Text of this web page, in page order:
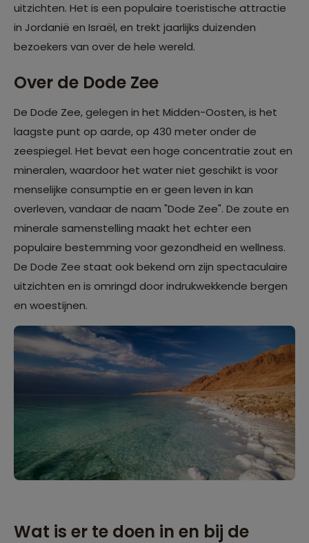
uitzichten. Het is een populaire toeristische attractie
in Jordanië en Israël, en trekt jaarlijks duizenden
bezoekers van over de hele wereld.
Over de Dode Zee
De Dode Zee, gelegen in het Midden-Oosten, is het
laagste punt op aarde, op 430 meter onder de
zeespiegel. Het bevat een hoge concentratie zout en
mineralen, waardoor het water niet geschikt is voor
menselijke consumptie en er geen leven in kan
overleven, vandaar de naam "Dode Zee". De zoute en
minerale samenstelling maakt het echter een
populaire bestemming voor gezondheid en wellness.
De Dode Zee staat ook bekend om zijn spectaculaire
uitzichten en is omringd door indrukwekkende bergen
en woestijnen.
Wat is er te doen in en bij de